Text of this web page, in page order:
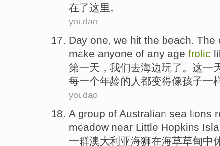
在了这里。
youdao
Day one, we hit the beach. The
make anyone of any age frolic
第一天 ， 我们去海边玩了。 这一
每一个年龄的 人 都变得像孩子一
youdao
A group of Australian sea lions
meadow near Little Hopkins
一群澳大利亚海狮在海草草甸中